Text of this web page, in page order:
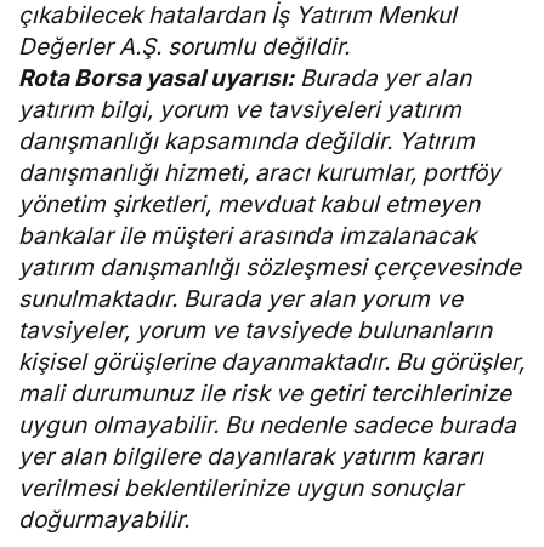
çıkabilecek hatalardan İş Yatırım Menkul
Değerler A.Ş. sorumlu değildir.
Rota Borsa yasal uyarısı:Burada yer alan
yatırım bilgi, yorum ve tavsiyeleri yatırım
danışmanlığı kapsamında değildir. Yatırım
danışmanlığı hizmeti, aracı kurumlar, portföy
yönetim şirketleri, mevduat kabul etmeyen
bankalar ile müşteri arasında imzalanacak
yatırım danışmanlığı sözleşmesi çerçevesinde
sunulmaktadır. Burada yer alan yorum ve
tavsiyeler, yorum ve tavsiyede bulunanların
kişisel görüşlerine dayanmaktadır. Bu görüşler,
mali durumunuz ile risk ve getiri tercihlerinize
uygun olmayabilir. Bu nedenle sadece burada
yer alan bilgilere dayanılarak yatırım kararı
verilmesi beklentilerinize uygun sonuçlar
doğurmayabilir.